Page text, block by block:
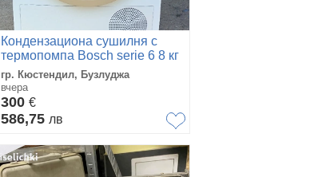
Кондензациона сушилня с
термопомпа Bosch serie 6 8 кг
А+++
гр. Кюстендил, Бузлуджа
вчера
300 €
586,75 лв